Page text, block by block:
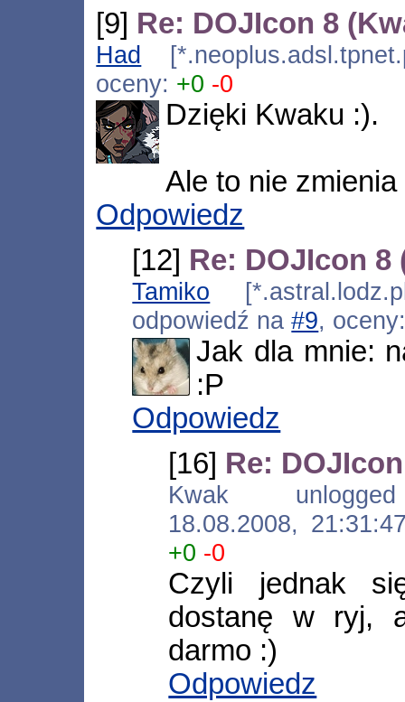
[9] Re: DOJIcon 8
Had
oceny: +0 -0
Dzięki Kwaku :).
Ale to nie
Odpowiedz
[12] Re: DOJIcon 8
Tamiko
odpowiedź na#9,
Jak dla mnie:
:P
Odpowiedz
[16] Re:
Kwak unlogged
18.08.2008,
+0 -0
Czyli jednak
dostanę w ryj,
darmo :)
Odpowiedz